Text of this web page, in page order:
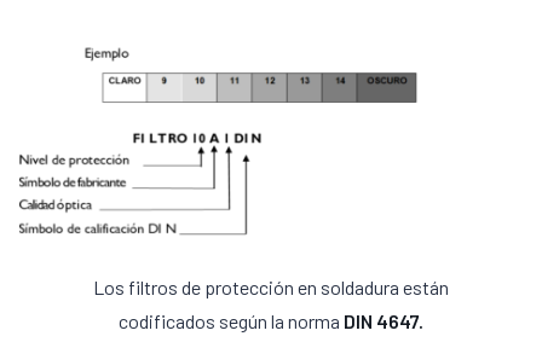
Los filtros de protección en soldadura están
codificados según la norma DIN 4647.